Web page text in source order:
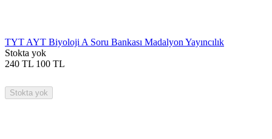
TYT AYT Biyoloji A Soru Bankası Madalyon Yayıncılık
Stokta yok
240 TL 100 TL
Stokta yok